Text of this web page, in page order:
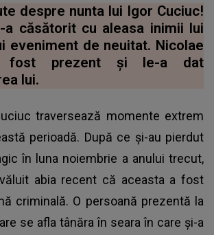
despre nunta lui Igor Cuciuc!
a căsătorit cu aleasa inimii lui
eveniment de neuitat. Nicolae
fost prezent și le-a dat
lui.
traversează momente extrem
perioadă. După ce și-au pierdut
în luna noiembrie a anului trecut,
abia recent că aceasta a fost
criminală. O persoană prezentă la
se afla tânăra în seara în care și-a